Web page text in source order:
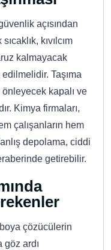
açısından
kıvılcım
kalmayacak
Taşıma
önleyecek kapalı ve
Kimya firmaları,
çalışanların hem
depolama, ciddi
getirebilir.
çözücülerin
ardı